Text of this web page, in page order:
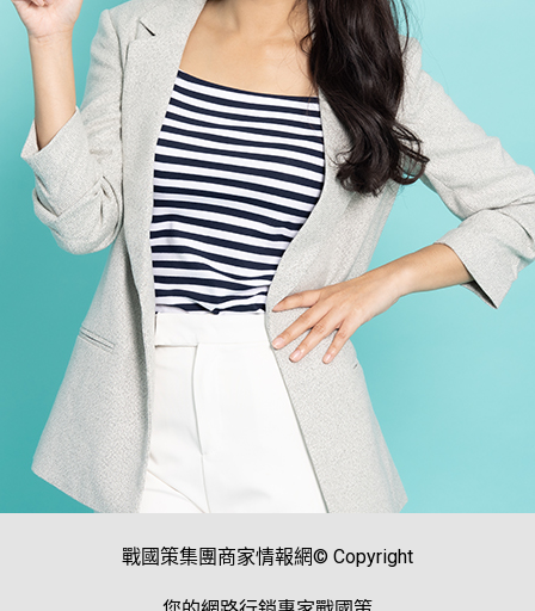
戰國策集團商家情報網© Copyright